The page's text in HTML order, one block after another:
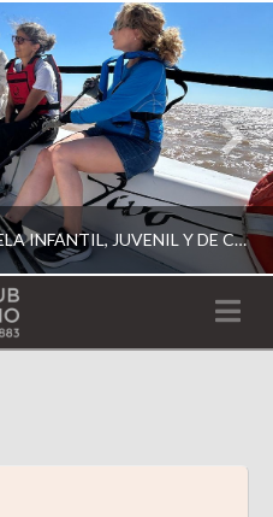
PROGRAMA RECREATIVO | VELA INFANTIL, JUVENIL Y DE CRUCERO 2026
2026